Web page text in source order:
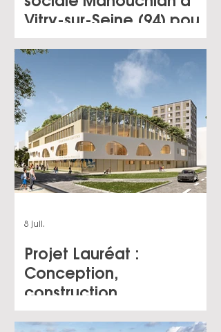
Vitry-sur-Seine (94) pour
le compte d'ADEF
Habitat
Projet Lauréat :
Conception,
construction,
exploitation et
8 juil.